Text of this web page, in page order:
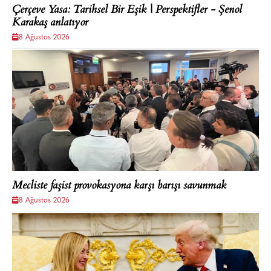
Çerçeve Yasa: Tarihsel Bir Eşik | Perspektifler - Şenol
Karakaş anlatıyor
8 Ağustos 2026
Mecliste faşist provokasyona karşı barışı savunmak
8 Ağustos 2026